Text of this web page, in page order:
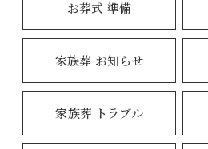
お葬式 準備
家族葬 お知らせ
家族葬 トラブル